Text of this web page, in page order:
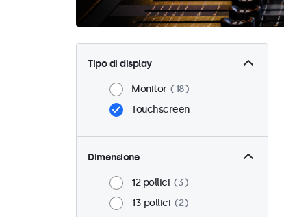
Tipo di display
Monitor
18
Touchscreen
Dimensione
12 pollici
3
13 pollici
2